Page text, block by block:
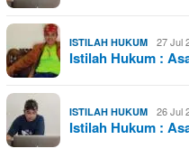
ISTILAH HUKUM 27 Jul
Istilah Hukum :
ISTILAH HUKUM 26 Jul
Istilah Hukum :